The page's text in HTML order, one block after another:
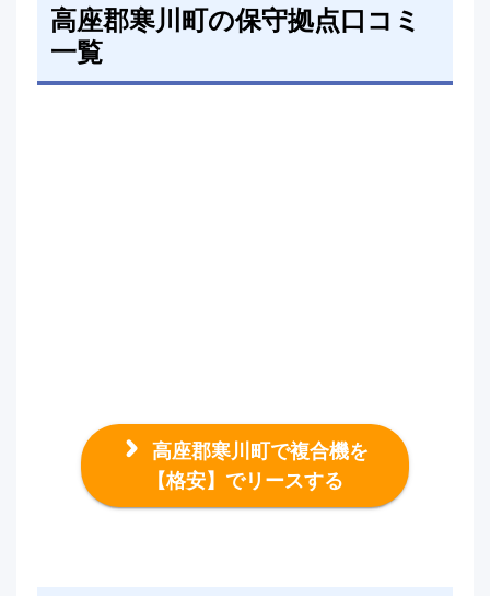
高座郡寒川町の保守拠点口コミ
一覧
高座郡寒川町で複合機を
【格安】でリースする